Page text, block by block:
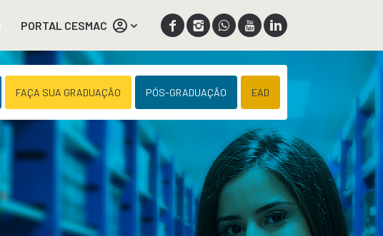
PORTAL CESMAC
FAÇA SUA GRADUAÇÃO PÓS-GRADUAÇÃO EAD